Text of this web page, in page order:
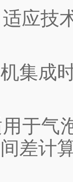
技术
成时
气泡
差计